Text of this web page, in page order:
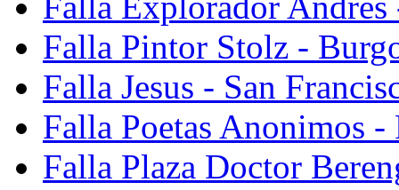
Falla Pintor Stolz -
Falla Jesus - San
Falla Poetas Anonimos
Falla Plaza Doctor